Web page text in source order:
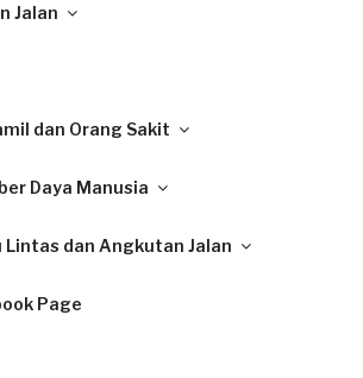
Jalan
dan Orang Sakit
Daya Manusia
Lintas dan Angkutan Jalan
Page